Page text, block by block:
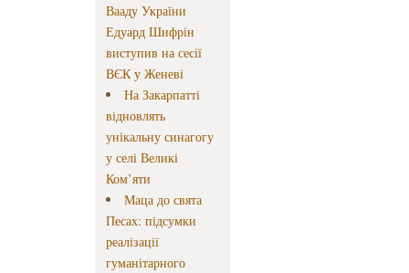
Вааду України
Едуард Шифрін
виступив на сесії
ВЄК у Женеві
На Закарпатті
відновлять
унікальну синагогу
у селі Великі
Ком’яти
Маца до свята
Песах: підсумки
реалізації
гуманітарного